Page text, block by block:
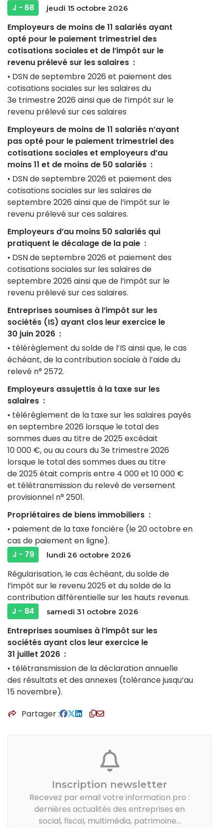
J - 68
jeudi 15 octobre 2026
Employeurs de moins de 11 salariés ayant
opté pour le paiement trimestriel des
cotisations sociales et de l’impôt sur le
revenu prélevé sur les salaires :
• DSN de septembre 2026 et paiement des
cotisations sociales sur les salaires du
3e trimestre 2026 ainsi que de l’impôt sur le
revenu prélevé sur ces salaires
Employeurs de moins de 11 salariés n’ayant
pas opté pour le paiement trimestriel des
cotisations sociales et employeurs d’au
moins 11 et de moins de 50 salariés :
• DSN de septembre 2026 et paiement des
cotisations sociales sur les salaires de
septembre 2026 ainsi que de l’impôt sur le
revenu prélevé sur ces salaires.
Employeurs d’au moins 50 salariés qui
pratiquent le décalage de la paie :
• DSN de septembre 2026 et paiement des
cotisations sociales sur les salaires de
septembre 2026 ainsi que de l’impôt sur le
revenu prélevé sur ces salaires.
Entreprises soumises à l’impôt sur les
sociétés (IS) ayant clos leur exercice le
30 juin 2026 :
• télérèglement du solde de l’IS ainsi que, le cas
échéant, de la contribution sociale à l’aide du
relevé n° 2572.
Employeurs assujettis à la taxe sur les
salaires :
• télérèglement de la taxe sur les salaires payés
en septembre 2026 lorsque le total des
sommes dues au titre de 2025 excédait
10 000 €, ou au cours du 3e trimestre 2026
lorsque le total des sommes dues au titre
de 2025 était compris entre 4 000 et 10 000 €
et télétransmission du relevé de versement
provisionnel n° 2501.
Propriétaires de biens immobiliers :
• paiement de la taxe foncière (le 20 octobre en
cas de paiement en ligne).
J - 79
lundi 26 octobre 2026
Régularisation, le cas échéant, du solde de
l’impôt sur le revenu 2025 et du solde de la
contribution différentielle sur les hauts revenus.
J - 84
samedi 31 octobre 2026
Entreprises soumises à l’impôt sur les
sociétés ayant clos leur exercice le
31 juillet 2026 :
• télétransmission de la déclaration annuelle
des résultats et des annexes (tolérance jusqu’au
15 novembre).
Partager
Inscription newsletter
Recevez par email votre information pro :
dernières actualités des entreprises en
social, fiscal, multimédia, patrimoine...